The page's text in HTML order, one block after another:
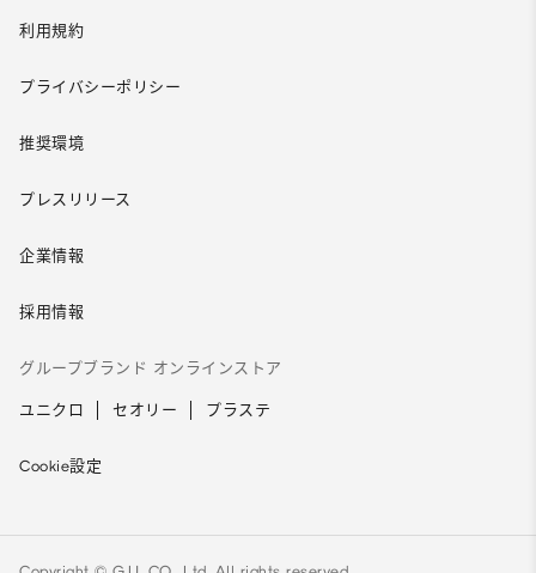
利用規約
プライバシーポリシー
推奨環境
プレスリリース
企業情報
採用情報
グループブランド オンラインストア
ユニクロ セオリー プラステ
Cookie設定